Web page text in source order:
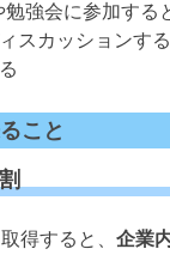
強会に参加する
スカッションす
こと
得すると、 企業